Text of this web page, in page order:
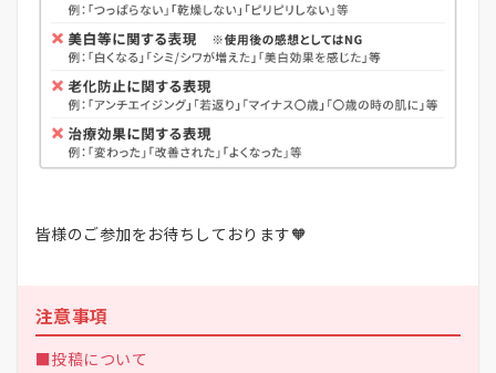
皆様のご参加をお待ちしております🧡
注意事項
■投稿について